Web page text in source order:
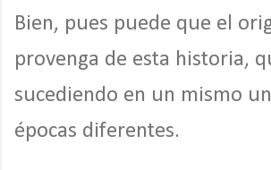
Bien, pues puede que el
provenga de esta historia,
sucediendo en un mismo
épocas diferentes.